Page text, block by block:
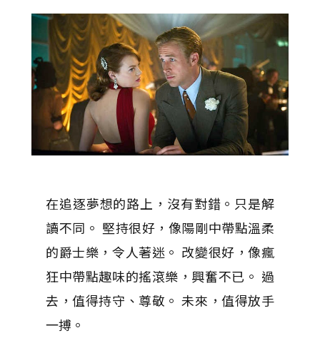
在追逐夢想的路上，沒有對錯。只是解
讀不同。 堅持很好，像陽剛中帶點溫柔
的爵士樂，令人著迷。 改變很好，像瘋
狂中帶點趣味的搖滾樂，興奮不已。 過
去，值得持守、尊敬。 未來，值得放手
一搏。